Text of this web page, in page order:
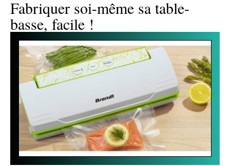
Fabriquer soi-même sa table-
basse, facile !